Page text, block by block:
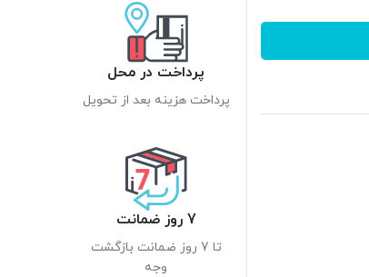
پرداخت در محل
پرداخت هزینه بعد از تحویل
7 روز ضمانت
تا 7 روز ضمانت بازگشت
وجه